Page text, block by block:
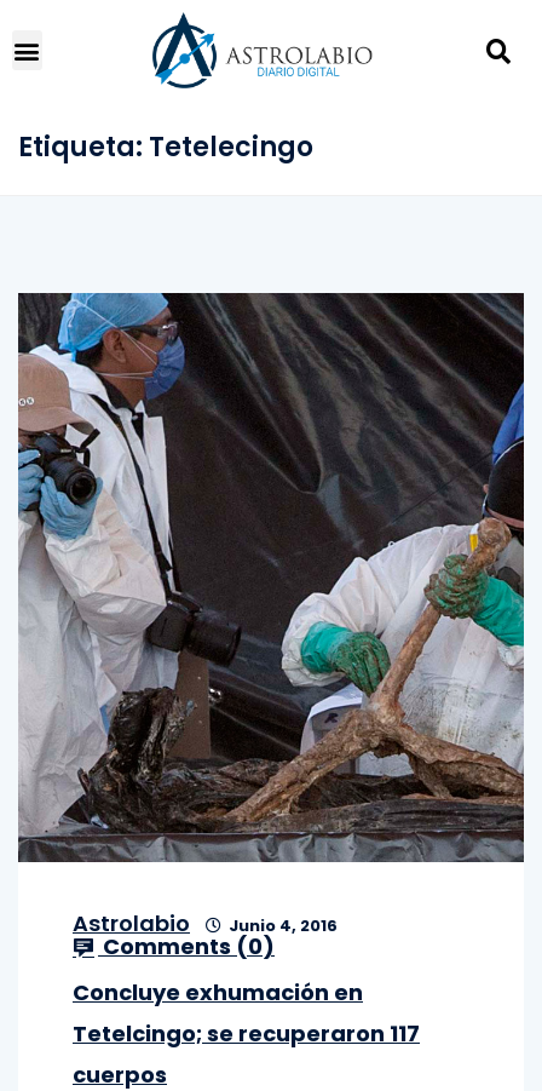
Etiqueta: Tetelecingo
Astrolabio Junio 4, 2016
Comments (0)
Concluye exhumación en
Tetelcingo; se recuperaron 117
cuerpos